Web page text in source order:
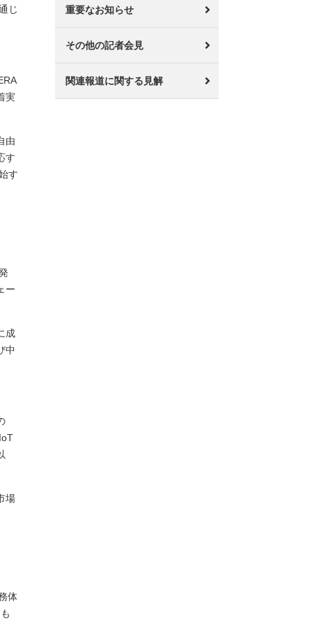
じ
実
由
す
す
ー
成
中
場
体
重要なお知らせ
その他の記者会見
関連報道に関する見解